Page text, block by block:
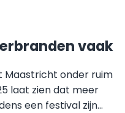
vaak
Maastricht onder ruim
laat zien dat meer
een festival zijn...